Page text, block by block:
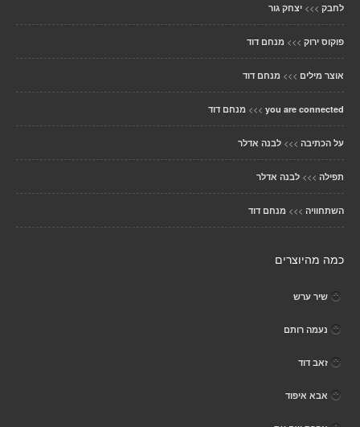
לחבק >>> יצחק גור
פוקוס ירוק >>> מנחם דוד
אוצר מילים >>> מנחם דוד
you are connected
>>> מנחם דוד
על הכתיבה >>> לבנה אדלר
תפילה >>> לבנה אדלר
השתחוויה >>> מנחם דוד
כמה מהיוצרים
שיר ערש
נעמה רותם
זאב דוד
אבא איפוד